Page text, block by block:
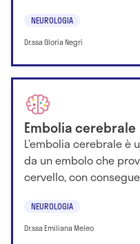
NEUROLOGIA
Dr.ssa Gloria Negri
Embolia cerebrale
L’embolia cerebrale
da un embolo che
cervello, con
NEUROLOGIA
Dr.ssa Emiliana Meleo